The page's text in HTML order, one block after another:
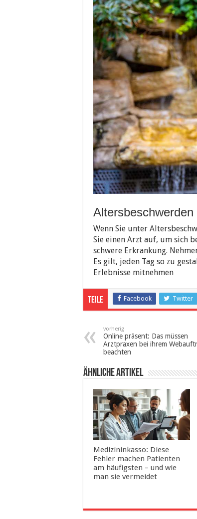
Wenn Sie unter
Sie einen Arzt auf, um sich
schwere Erkrankung.
Es gilt, jeden Tag so zu
Erlebnisse mitnehmen
Teile Facebook Twitter
vorherig
Online präsent: Das müssen
Arztpraxen bei ihrem
beachten
ähnliche Artikel
Medizininkasso: Diese
Fehler machen Patienten
am häufigsten – und wie
man sie vermeidet